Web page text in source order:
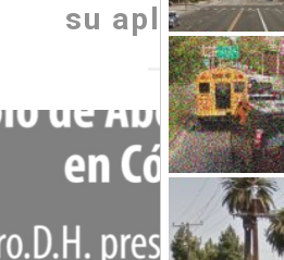
su aplicación